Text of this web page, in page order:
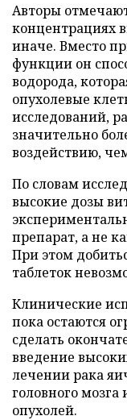
Авторы
концентрациях
иначе. Вместо
функции он
водорода,
опухолевые
исследований,
значительно
воздействию,
По словам
высокие дозы
препарат, а не
При этом
таблеток
Клинические
пока остаются
сделать
введение
лечении рака
головного
опухолей.